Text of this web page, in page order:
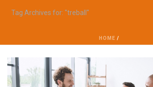
Tag Archives for: "treball"
HOME /